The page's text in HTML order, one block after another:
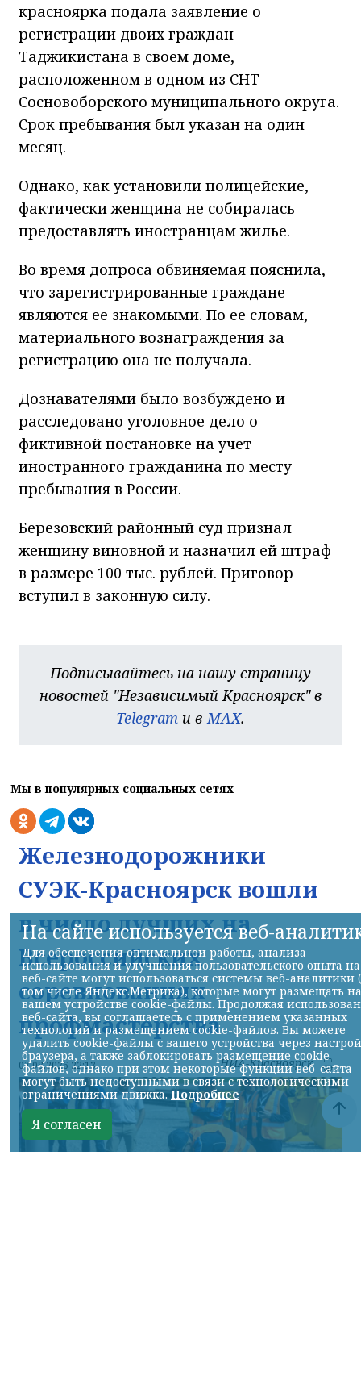
красноярка подала заявление о
регистрации двоих граждан
Таджикистана в своем доме,
расположенном в одном из СНТ
Сосновоборского муниципального округа.
Срок пребывания был указан на один
месяц.
Однако, как установили полицейские,
фактически женщина не собиралась
предоставлять иностранцам жилье.
Во время допроса обвиняемая пояснила,
что зарегистрированные граждане
являются ее знакомыми. По ее словам,
материального вознаграждения за
регистрацию она не получала.
Дознавателями было возбуждено и
расследовано уголовное дело о
фиктивной постановке на учет
иностранного гражданина по месту
пребывания в России.
Березовский районный суд признал
женщину виновной и назначил ей штраф
в размере 100 тыс. рублей. Приговор
вступил в законную силу.
Подписывайтесь на нашу страницу
новостей "Независимый Красноярск" в
Telegram и в MAX.
Мы в популярных социальных сетях
Железнодорожники
СУЭК-Красноярск вошли
в число лучших на
Всероссийских
соревнованиях
профмастерства
07.08.2026 22:13 НИА-Красноярск
На сайте используется веб-
Для обеспечения оптимальной работы, анализа
использования и улучшения пользовательского опыта на
веб-сайте могут использоваться системы веб-аналитики
том числе Яндекс.Метрика), которые могут размещать на
вашем устройстве cookie-файлы. Продолжая
веб-сайта, вы соглашаетесь с применением указанных
технологий и размещением cookie-файлов. Вы можете
удалить cookie-файлы с вашего устройства через
браузера, а также заблокировать размещение cookie-
файлов, однако при этом некоторые функции веб-сайта
могут быть недоступными в связи с технологическими
ограничениями движка.Подробнее
Я согласен